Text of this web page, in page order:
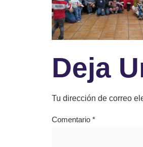
Deja
Tu dirección de correo
Comentario *